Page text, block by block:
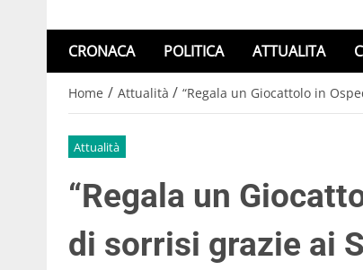
CRONACA POLITICA ATTUALITA
Home / Attualità / “Regala un Giocattolo in
Attualità
“Regala un
di sorrisi grazie ai